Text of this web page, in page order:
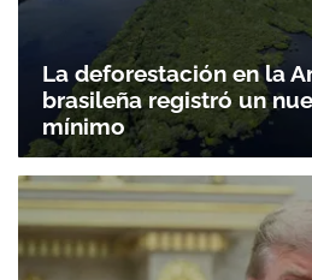
La deforestación en la
brasileña registró un
mínimo